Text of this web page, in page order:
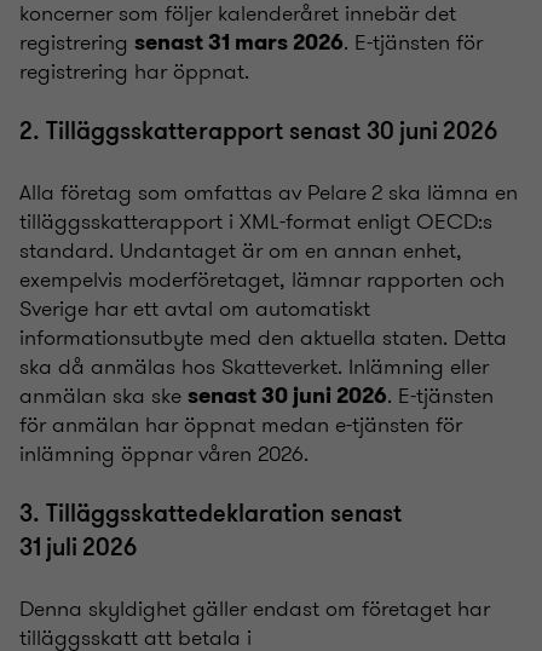
koncerner som följer kalenderåret innebär det
registrering senast 31 mars 2026. E-tjänsten för
registrering har öppnat.
2. Tilläggsskatterapport senast 30 juni 2026
Alla företag som omfattas av Pelare 2 ska lämna en
tilläggsskatterapport i XML-format enligt OECD:s
standard. Undantaget är om en annan enhet,
exempelvis moderföretaget, lämnar rapporten och
Sverige har ett avtal om automatiskt
informationsutbyte med den aktuella staten. Detta
ska då anmälas hos Skatteverket. Inlämning eller
anmälan ska ske senast 30 juni 2026. E-tjänsten
för anmälan har öppnat medan e-tjänsten för
inlämning öppnar våren 2026.
3. Tilläggsskattedeklaration senast
31 juli 2026
Denna skyldighet gäller endast om företaget har
tilläggsskatt att betala i